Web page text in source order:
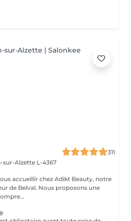
311
sur-Alzette L-4367
accueillir chez Adikt Beauty, notre
proposons une